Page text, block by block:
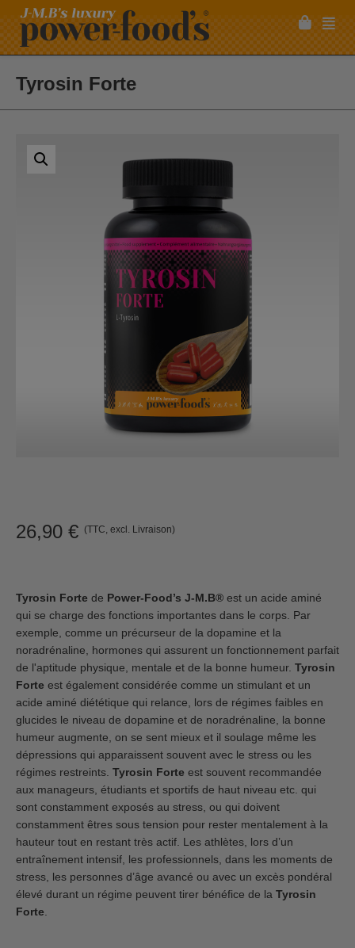
Tyrosin Forte
26,90 € (TTC, excl. Livraison)
Tyrosin Forte de Power-Food’s J-M.B® est un acide aminé
qui se charge des fonctions importantes dans le corps. Par
exemple, comme un précurseur de la dopamine et la
noradrénaline, hormones qui assurent un fonctionnement parfait
de l'aptitude physique, mentale et de la bonne humeur. Tyrosin
Forte est également considérée comme un stimulant et un
acide aminé diététique qui relance, lors de régimes faibles en
glucides le niveau de dopamine et de noradrénaline, la bonne
humeur augmente, on se sent mieux et il soulage même les
dépressions qui apparaissent souvent avec le stress ou les
régimes restreints. Tyrosin Forte est souvent recommandée
aux manageurs, étudiants et sportifs de haut niveau etc. qui
sont constamment exposés au stress, ou qui doivent
constamment êtres sous tension pour rester mentalement à la
hauteur tout en restant très actif. Les athlètes, lors d’un
entraînement intensif, les professionnels, dans les moments de
stress, les personnes d’âge avancé ou avec un excès pondéral
élevé durant un régime peuvent tirer bénéfice de la Tyrosin
Forte